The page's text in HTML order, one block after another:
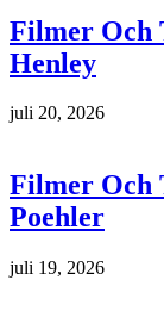
Filmer Och
Henley
juli 20, 2026
Filmer Och
Poehler
juli 19, 2026